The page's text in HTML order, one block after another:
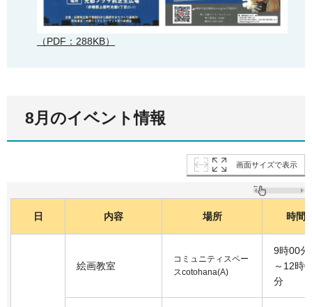
（PDF：288KB）
8月のイベント情報
画面サイズで表示
日 内容 場所 時間
絵画教室
コミュニティスペー
スcotohana(A)
9時00分
～12時
分